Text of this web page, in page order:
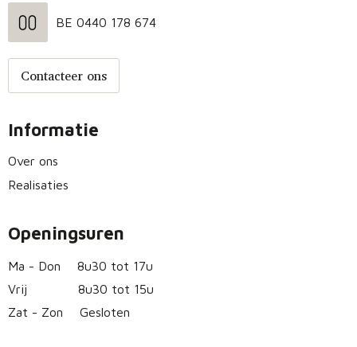
BE 0440 178 674
Contacteer ons
Informatie
Over ons
Realisaties
Openingsuren
Ma - Don
8u30 tot 17u
Vrij
8u30 tot 15u
Zat - Zon
Gesloten